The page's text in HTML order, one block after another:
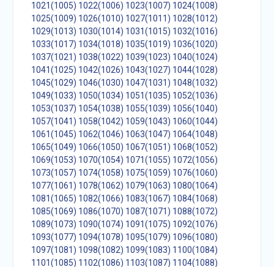
1021(1005) 1022(1006) 1023(1007) 1024(1008)
1025(1009) 1026(1010) 1027(1011) 1028(1012)
1029(1013) 1030(1014) 1031(1015) 1032(1016)
1033(1017) 1034(1018) 1035(1019) 1036(1020)
1037(1021) 1038(1022) 1039(1023) 1040(1024)
1041(1025) 1042(1026) 1043(1027) 1044(1028)
1045(1029) 1046(1030) 1047(1031) 1048(1032)
1049(1033) 1050(1034) 1051(1035) 1052(1036)
1053(1037) 1054(1038) 1055(1039) 1056(1040)
1057(1041) 1058(1042) 1059(1043) 1060(1044)
1061(1045) 1062(1046) 1063(1047) 1064(1048)
1065(1049) 1066(1050) 1067(1051) 1068(1052)
1069(1053) 1070(1054) 1071(1055) 1072(1056)
1073(1057) 1074(1058) 1075(1059) 1076(1060)
1077(1061) 1078(1062) 1079(1063) 1080(1064)
1081(1065) 1082(1066) 1083(1067) 1084(1068)
1085(1069) 1086(1070) 1087(1071) 1088(1072)
1089(1073) 1090(1074) 1091(1075) 1092(1076)
1093(1077) 1094(1078) 1095(1079) 1096(1080)
1097(1081) 1098(1082) 1099(1083) 1100(1084)
1101(1085) 1102(1086) 1103(1087) 1104(1088)